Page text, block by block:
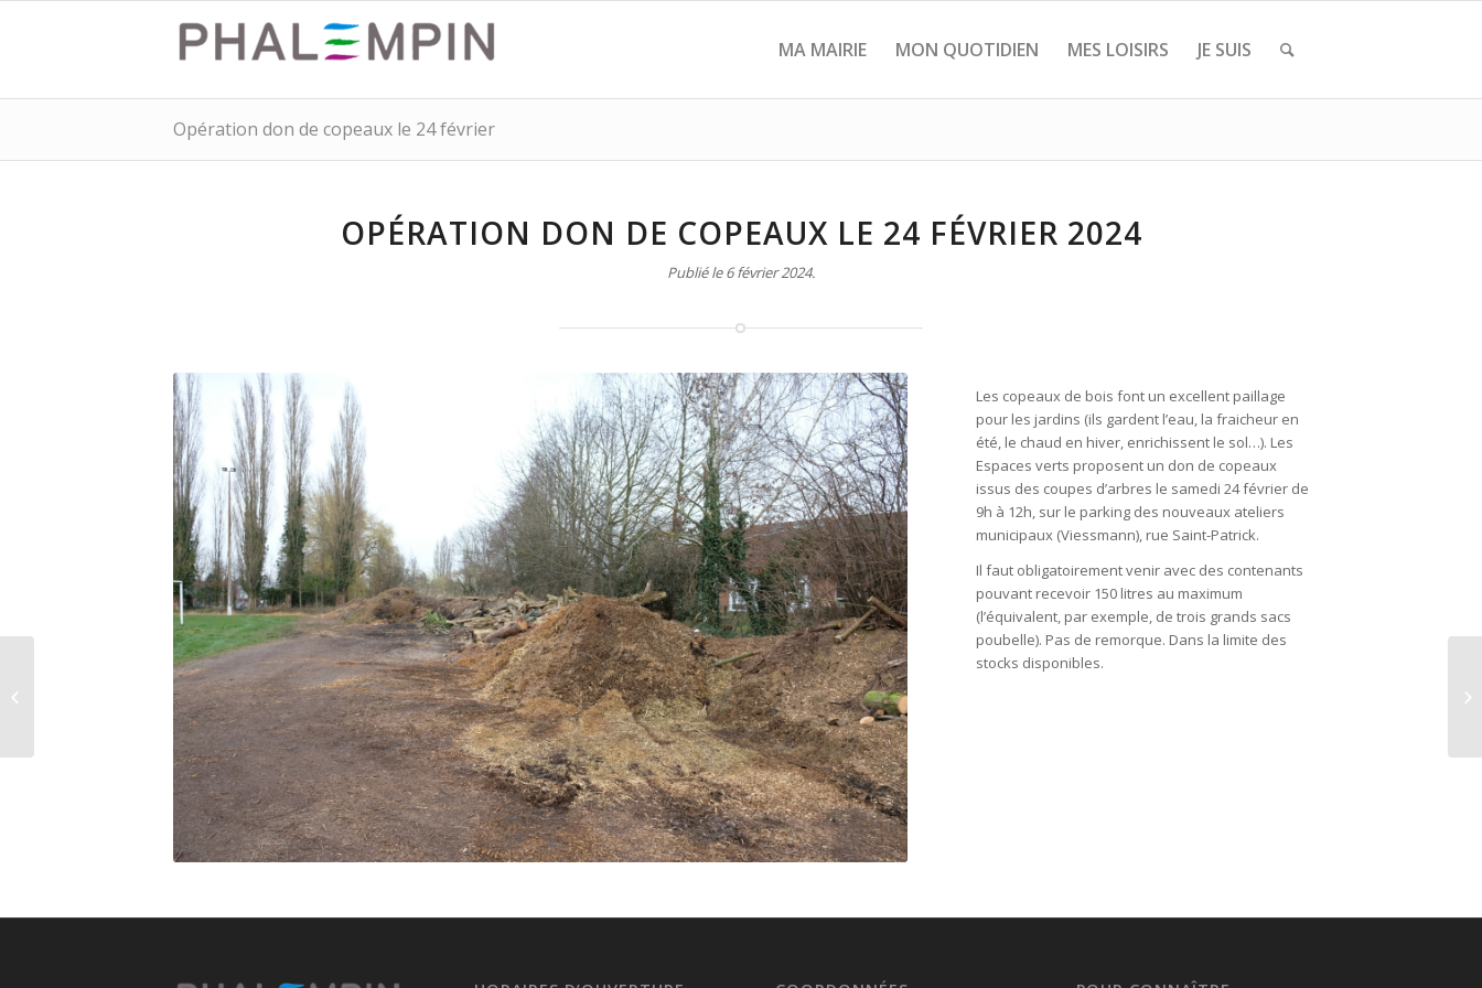
MA MAIRIE MON QUOTIDIEN MES LOISIRS JE SUIS
Opération don de copeaux le 24 février
OPÉRATION DON DE COPEAUX LE 24 FÉVRIER 2024
Publié le 6 février 2024.
Les copeaux de bois font un excellent paillage
pour les jardins (ils gardent l’eau, la fraicheur en
été, le chaud en hiver, enrichissent le sol…). Les
Espaces verts proposent un don de copeaux
issus des coupes d’arbres le samedi 24 février de
9h à 12h, sur le parking des nouveaux ateliers
municipaux (Viessmann), rue Saint-Patrick.
Il faut obligatoirement venir avec des contenants
pouvant recevoir 150 litres au maximum
(l’équivalent, par exemple, de trois grands sacs
poubelle). Pas de remorque. Dans la limite des
stocks disponibles.